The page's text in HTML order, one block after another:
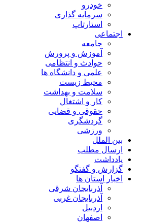
خودرو
سرمایه گذاری
استارتاپ
اجتماعی
جامعه
آموزش و پرورش
حوادث و انتظامی
علمی و دانشگاه ها
محیط زیست
سلامت و بهداشت
کار و اشتغال
حقوقی و قضایی
گردشگری
ورزشی
بین الملل
ارسال مطلب
یادداشت
گزارش و گفتگو
اخبار استان ها
آذربایجان شرقی
آذربایجان غربی
اردبیل
اصفهان